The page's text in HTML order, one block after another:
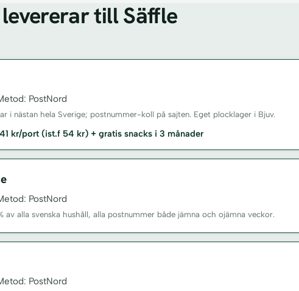
till Säffle
PostNord
i nästan hela Sverige; postnummer-koll på sajten. Eget plocklager i Bjuv.
kr/port (ist.f 54 kr) + gratis snacks i 3 månader
PostNord
av alla svenska hushåll, alla postnummer både jämna och ojämna veckor.
PostNord